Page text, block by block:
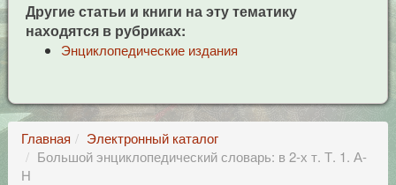
Другие статьи и книги на эту тематику
находятся в рубриках:
Энциклопедические издания
Главная
Электронный каталог
Большой энциклопедический словарь: в 2-х т. Т. 1. А-
Н